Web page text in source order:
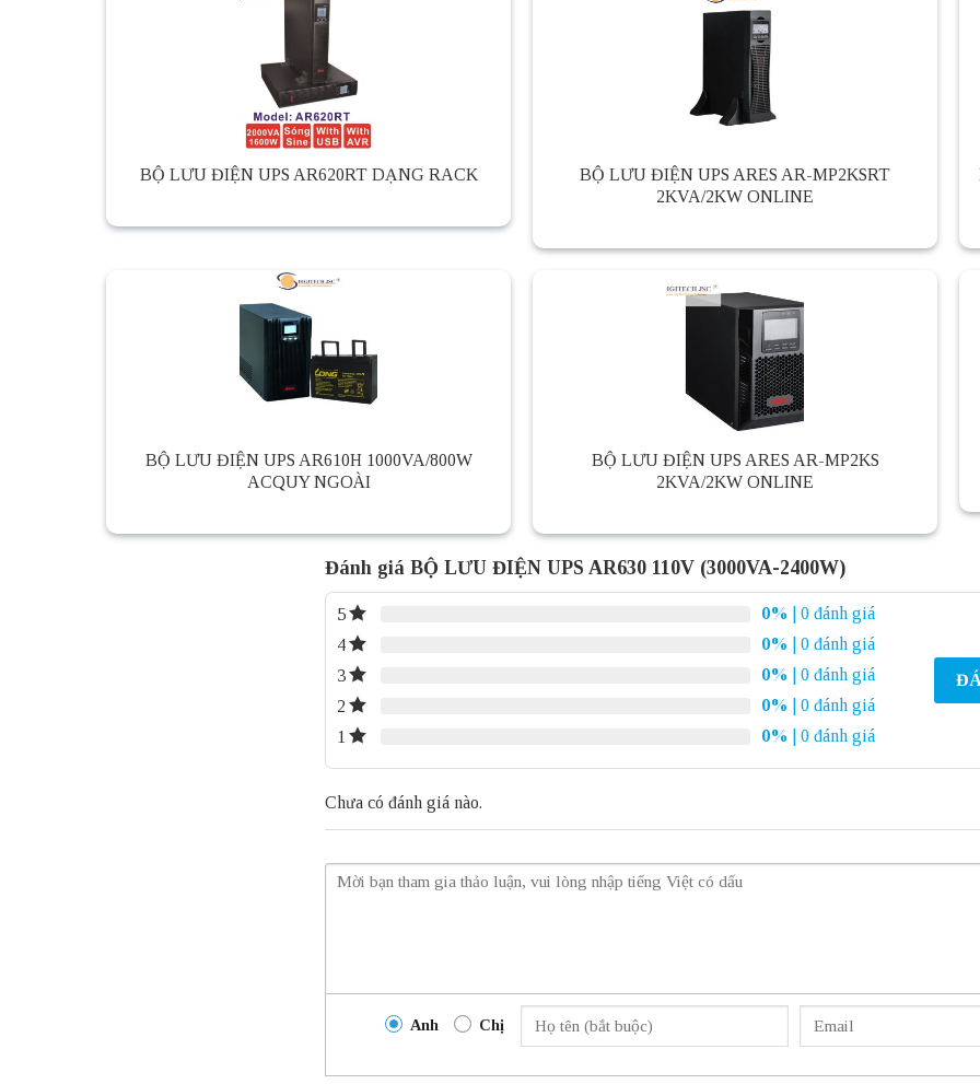
BỘ LƯU ĐIỆN UPS AR620RT DẠNG RACK
BỘ LƯU ĐIỆN UPS ARES AR-MP2KSRT
2KVA/2KW ONLINE
BỘ LƯU ĐIỆN UPS AR610H 1000VA/800W
ACQUY NGOÀI
BỘ LƯU ĐIỆN UPS ARES AR-MP2KS
2KVA/2KW ONLINE
Đánh giá BỘ LƯU ĐIỆN UPS AR630 110V (3000VA-2400W)
5 0%
| 0 đánh giá
4
0%
| 0 đánh giá
3
0%
| 0 đánh giá
2
0%
| 0 đánh giá
1
0% | 0 đánh giá
Chưa có đánh giá nào.
Anh Chị